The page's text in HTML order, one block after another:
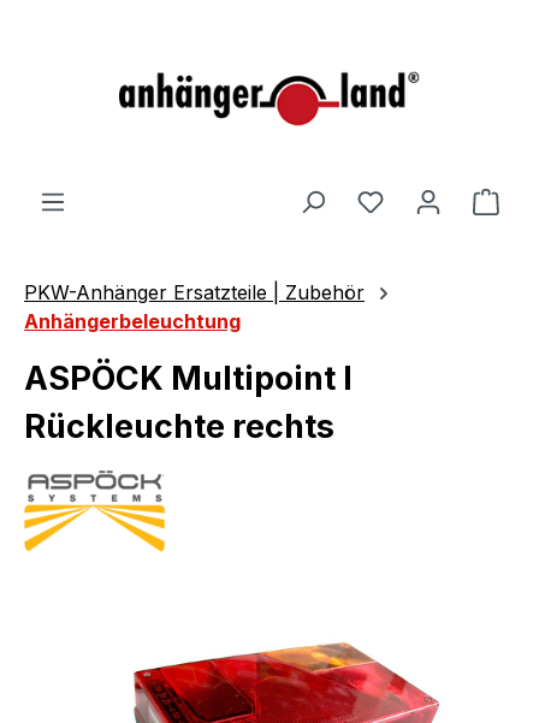
PKW-Anhänger Ersatzteile | Zubehör
Anhängerbeleuchtung
ASPÖCK Multipoint I
Rückleuchte rechts